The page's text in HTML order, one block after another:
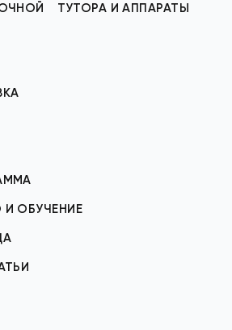
ТУТОРА И АППАРАТЫ
ОБУЧЕНИЕ